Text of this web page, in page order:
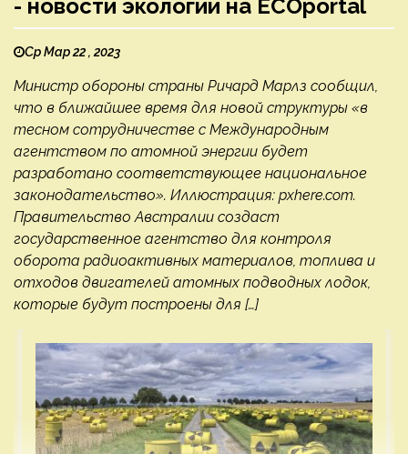
- новости экологии на ECOportal
Ср Мар 22 , 2023
Министр обороны страны Ричард Марлз сообщил,
что в ближайшее время для новой структуры «в
тесном сотрудничестве с Международным
агентством по атомной энергии будет
разработано соответствующее национальное
законодательство». Иллюстрация: pxhere.com.
Правительство Австралии создаст
государственное агентство для контроля
оборота радиоактивных материалов, топлива и
отходов двигателей атомных подводных лодок,
которые будут построены для […]